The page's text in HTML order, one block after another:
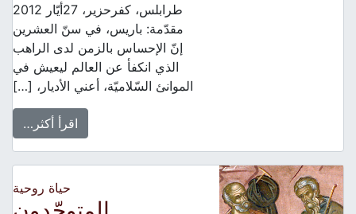
طرابلس، كفرحزير، 27أيّار 2012
مقدّمة: باريس، في سنّ العشرين
إنّ الإحساس بالزمن لدى الراهب
الذي انكفأ عن العالم ليعيش في
الموانئ السّلاميّة، أعني الأديار، […]
اقرأ أكثر…
حياة روحية